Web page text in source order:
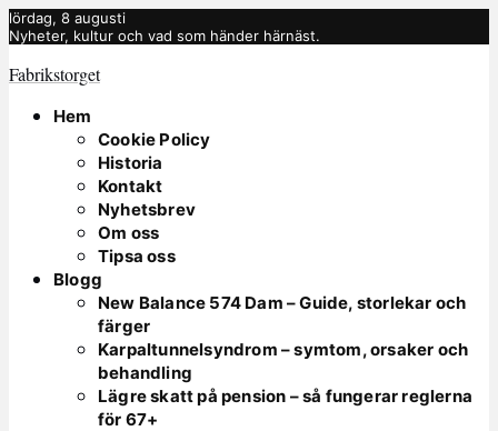
lördag, 8 augusti
Nyheter, kultur och vad som händer härnäst.
Fabrikstorget
Hem
Cookie Policy
Historia
Kontakt
Nyhetsbrev
Om oss
Tipsa oss
Blogg
New Balance 574 Dam – Guide, storlekar och
färger
Karpaltunnelsyndrom – symtom, orsaker och
behandling
Lägre skatt på pension – så fungerar reglerna
för 67+